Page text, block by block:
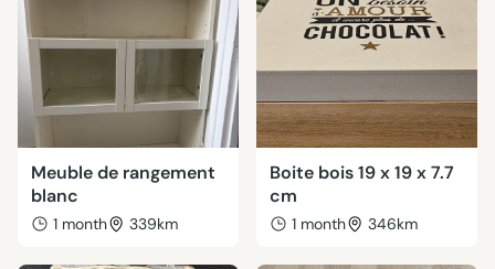
Meuble de rangement
blanc
1 month 339km
Boite bois 19 x 19 x 7.7
cm
1 month 346km